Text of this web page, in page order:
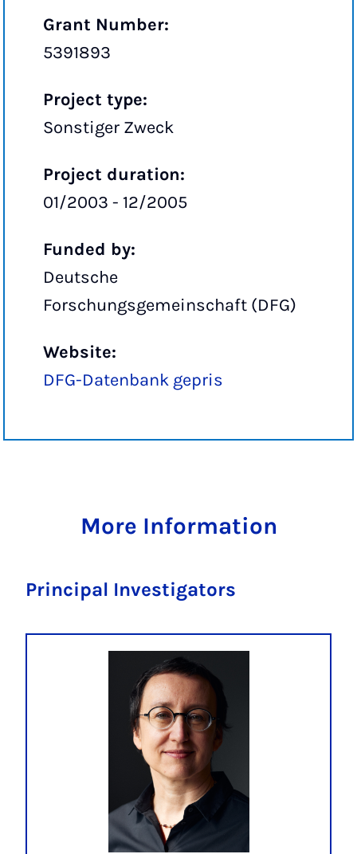
Grant Number:
5391893
Project type:
Sonstiger Zweck
Project duration:
01/2003 - 12/2005
Funded by:
Deutsche
Forschungsgemeinschaft (DFG)
Website:
DFG-Datenbank gepris
More Information
Principal Investigators